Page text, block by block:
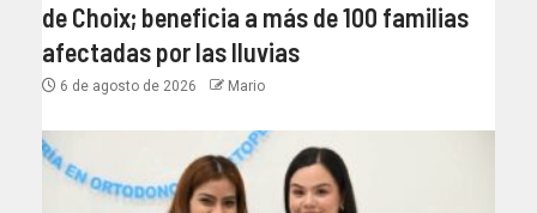
de Choix; beneficia a más de 100 familias
afectadas por las lluvias
6 de agosto de 2026 Mario